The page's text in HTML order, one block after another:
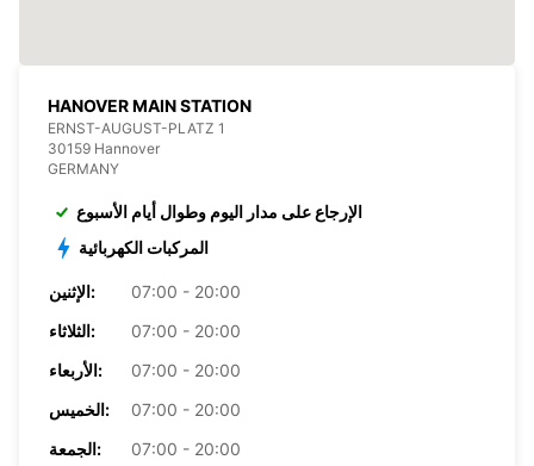
HANOVER MAIN STATION
ERNST-AUGUST-PLATZ 1
30159 Hannover
GERMANY
الإرجاع على مدار اليوم وطوال أيام الأسبوع
المركبات الكهربائية
الإثنين:
07:00 - 20:00
الثلاثاء:
07:00 - 20:00
الأربعاء:
07:00 - 20:00
الخميس:
07:00 - 20:00
الجمعة:
07:00 - 20:00